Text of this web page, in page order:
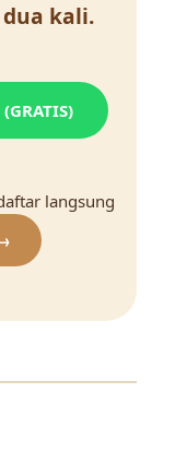
kali.
langsung